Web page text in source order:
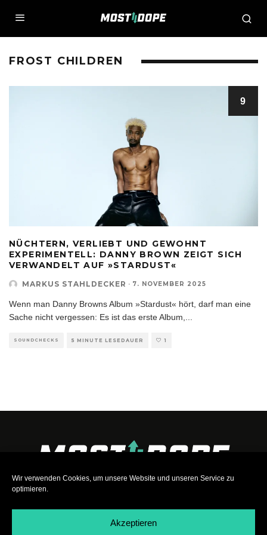
Wir verwenden Cookies, um unsere Website und unseren Service zu
optimieren.
Akzeptieren
FROST CHILDREN
9
NÜCHTERN, VERLIEBT UND GEWOHNT
EXPERIMENTELL: DANNY BROWN ZEIGT SICH
VERWANDELT AUF »STARDUST«
MARKUS STAHLDECKER · 7. NOVEMBER 2025
Wenn man Danny Browns Album »Stardust« hört, darf man eine
Sache nicht vergessen: Es ist das erste Album,
SOUNDCHECKS 5 MINUTE LESEDAUER 1